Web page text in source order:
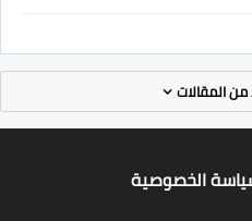
المقالات
الخصوصية